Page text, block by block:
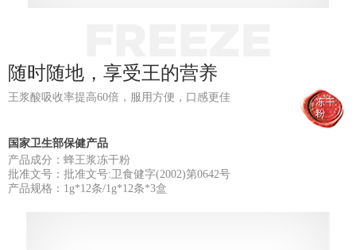
随时随地，享受王的营养
王浆酸吸收率提高60倍，服用方便，口感更佳
国家卫生部保健产品
产品成分：蜂王浆冻干粉
批准文号：批准文号:卫食健字(2002)第0642号
产品规格：1g*12条/1g*12条*3盒